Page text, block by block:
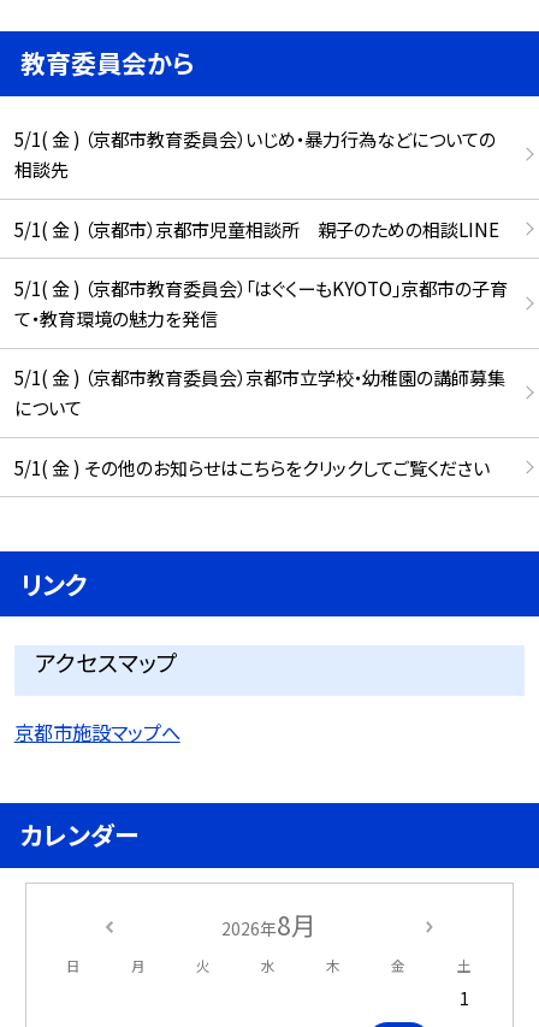
教育委員会から
5/1( 金 ) （京都市教育委員会）いじめ・暴力行為などについての
相談先
5/1( 金 ) （京都市）京都市児童相談所 親子のための相談LINE
5/1( 金 ) （京都市教育委員会）「はぐくーもKYOTO」京都市の子育
て・教育環境の魅力を発信
5/1( 金 ) （京都市教育委員会）京都市立学校・幼稚園の講師募集
について
5/1( 金 ) その他のお知らせはこちらをクリックしてご覧ください
リンク
アクセスマップ
京都市施設マップへ
カレンダー
2026年8月
日 月 火 水 木 金 土
1